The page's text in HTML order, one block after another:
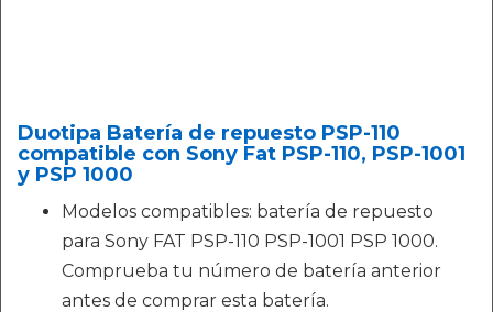
Duotipa Batería de repuesto PSP-110
compatible con Sony Fat PSP-110, PSP-1001
y PSP 1000
Modelos compatibles: batería de repuesto
para Sony FAT PSP-110 PSP-1001 PSP 1000.
Comprueba tu número de batería anterior
antes de comprar esta batería.